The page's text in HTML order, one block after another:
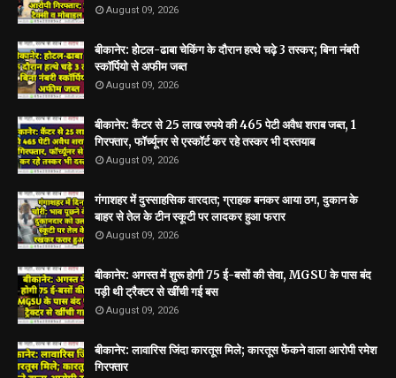
August 09, 2026
बीकानेर: ​होटल-ढाबा चेकिंग के दौरान हत्थे चढ़े 3 तस्कर; बिना नंबरी
स्कॉर्पियो से अफीम जब्त
August 09, 2026
बीकानेर: कैंटर से 25 लाख रुपये की 465 पेटी अवैध शराब जब्त, 1
गिरफ्तार, फॉर्च्यूनर से एस्कॉर्ट कर रहे तस्कर भी दस्तयाब
August 09, 2026
गंगाशहर में दुस्साहसिक वारदात; ग्राहक बनकर आया ठग, दुकान के
बाहर से तेल के टीन स्कूटी पर लादकर हुआ फरार
August 09, 2026
बीकानेर: अगस्त में शुरू होगी 75 ई-बसों की सेवा, MGSU के पास बंद
पड़ी थी ट्रैक्टर से खींची गई बस
August 09, 2026
बीकानेर: लावारिस जिंदा कारतूस मिले; कारतूस फेंकने वाला आरोपी रमेश
गिरफ्तार